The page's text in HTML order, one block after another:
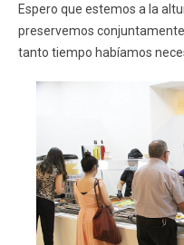
Espero que estemos a la
preservemos
tanto tiempo habíamos